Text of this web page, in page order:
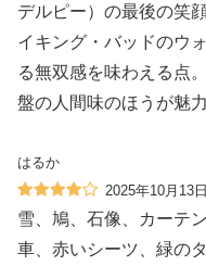
デルピー）の最後の笑
イキング・バッドのウ
る無双感を味わえる点
盤の人間味のほうが魅力
はるか
2025年10月13日
雪、鳩、石像、カーテ
車、赤いシーツ、緑の